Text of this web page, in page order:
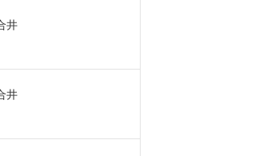
井
井